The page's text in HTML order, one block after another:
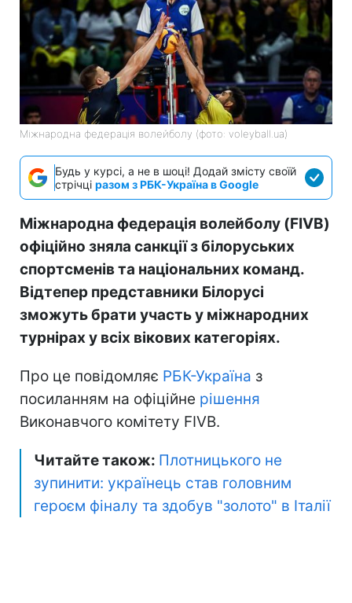
Міжнародна федерація волейболу (фото: voleyball.ua)
Будь у курсі, а не в шоці! Додай змісту своїй
стрічці разом з РБК-Україна в Google
Міжнародна федерація волейболу (FIVB)
офіційно зняла санкції з білоруських
спортсменів та національних команд.
Відтепер представники Білорусі
зможуть брати участь у міжнародних
турнірах у всіх вікових категоріях.
Про це повідомляє РБК-Україна з
посиланням на офіційне рішення
Виконавчого комітету FIVB.
Читайте також: Плотницького не
зупинити: українець став головним
героєм фіналу та здобув "золото" в Італії